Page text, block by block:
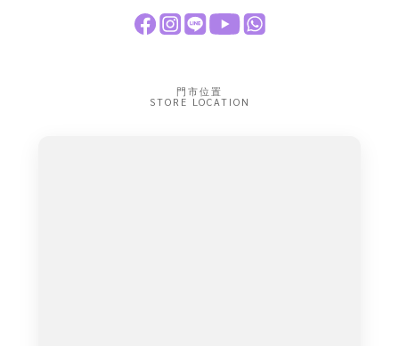
門市位置
STORE LOCATION